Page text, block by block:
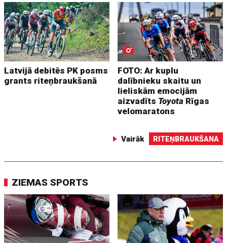
Latvijā debitēs PK posms
grants riteņbraukšanā
FOTO: Ar kuplu
dalībnieku skaitu un
lieliskām emocijām
aizvadīts Toyota Rīgas
velomaratons
Vairāk RITEŅBRAUKŠANA
ZIEMAS SPORTS